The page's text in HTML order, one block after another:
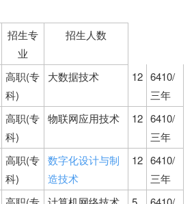
招生专
业
招生人数
高职(专
科)
大数据技术 12 6410/
三年
高职(专
科)
物联网应用技术 12 6410/
三年
高职(专
科)
数字化设计与制
造技术
12 6410/
三年